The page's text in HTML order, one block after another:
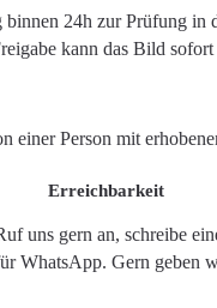
binnen 24h zur Prüfung in
kann das Bild sofort
Erreichbarkeit
uns gern an, schreibe
WhatsApp. Gern geben